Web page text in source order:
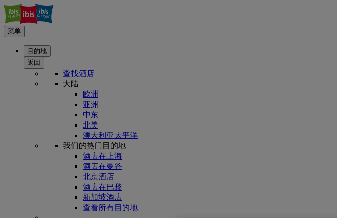
菜单
目的地
返回
查找酒店
大陆
欧洲
亚洲
中东
北美
澳大利亚太平洋
我们的热门目的地
酒店在上海
酒店在曼谷
北京酒店
酒店在巴黎
新加坡酒店
查看所有目的地